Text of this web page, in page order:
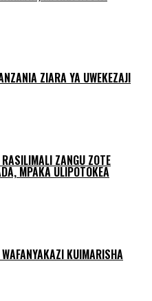
ZIARA YA UWEKEZAJI
ZANGU ZOTE
MPAKA ULIPOTOKEA
KUIMARISHA